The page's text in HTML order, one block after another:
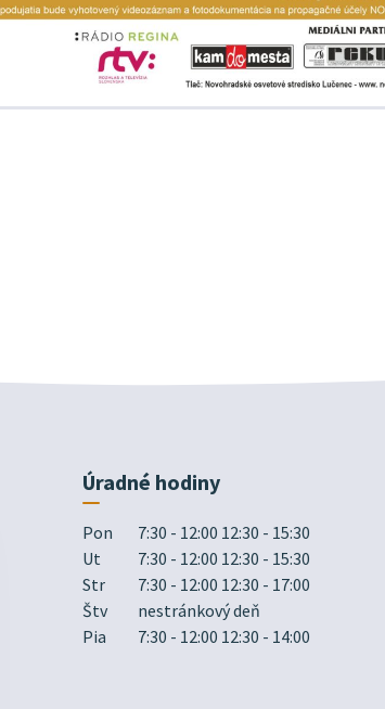
Úradné hodiny
Pon
7:30 - 12:00 12:30 - 15:30
Ut
7:30 - 12:00 12:30 - 15:30
Str
7:30 - 12:00 12:30 - 17:00
Štv
nestránkový deň
Pia
7:30 - 12:00 12:30 - 14:00